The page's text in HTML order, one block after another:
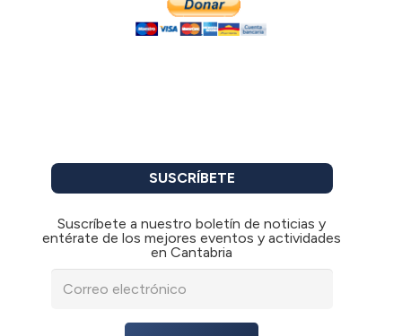
SUSCRÍBETE
Suscríbete a nuestro boletín de noticias y
entérate de los mejores eventos y actividades
en Cantabria